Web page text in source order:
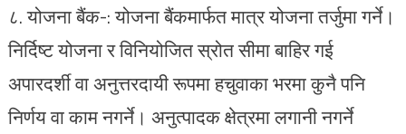
८.⁠ ⁠योजना बैंक-: योजना बैंकमार्फत मात्र योजना तर्जुमा गर्ने।
निर्दिष्ट योजना र विनियोजित स्रोत सीमा बाहिर गई
अपारदर्शी वा अनुत्तरदायी रूपमा हचुवाका भरमा कुनै पनि
निर्णय वा काम नगर्ने। अनुत्पादक क्षेत्रमा लगानी नगर्ने